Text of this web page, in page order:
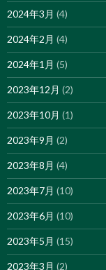
2024年3月 (4)
2024年2月 (4)
2024年1月 (5)
2023年12月 (2)
2023年10月 (1)
2023年9月 (2)
2023年8月 (4)
2023年7月 (10)
2023年6月 (10)
2023年5月 (15)
2023年3月 (2)